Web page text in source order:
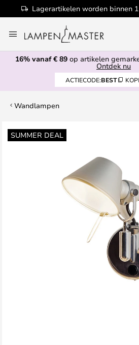
Lagerartikelen worden binnen
naar
de
inhoud
16% vanaf € 89 op artikelen
Ontdek nu
ACTIECODE:BEST
Wandlampen
SUMMER DEAL
Ga
naar